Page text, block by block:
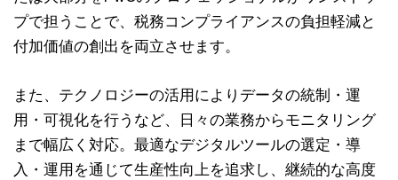
プで担うことで、税務コンプライアンスの負担軽減と
付加価値の創出を両立させます。
また、テクノロジーの活用によりデータの統制・運
用・可視化を行うなど、日々の業務からモニタリング
まで幅広く対応。最適なデジタルツールの選定・導
入・運用を通じて生産性向上を追求し、継続的な高度